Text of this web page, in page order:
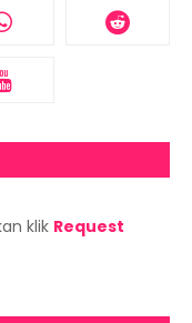
klik Request